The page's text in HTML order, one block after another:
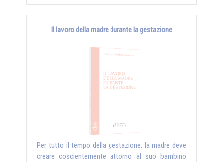
Il lavoro della madre durante la gestazione
Per tutto il tempo della gestazione, la madre deve
creare coscientemente attorno al suo bambino